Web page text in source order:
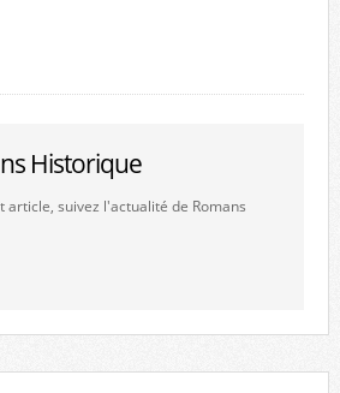
Historique
article, suivez l'actualité de Romans